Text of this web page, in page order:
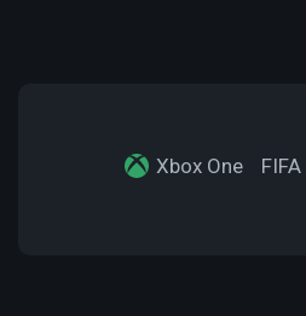
Xbox One